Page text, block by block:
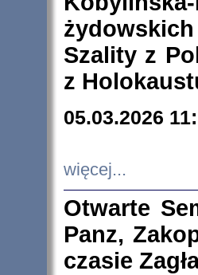
Szality z
z
05.03.2026
więcej...
Otwarte
Panz,
czasie